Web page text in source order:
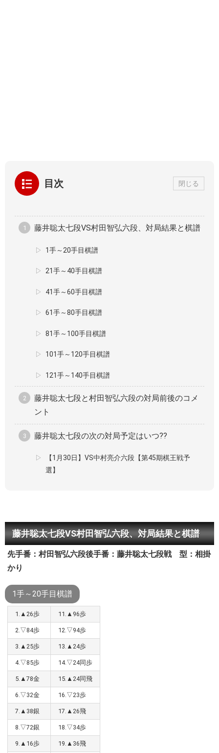
目次 閉じる
藤井聡太七段VS村田智弘六段、対局結果と棋譜
1手～20手目棋譜
21手～40手目棋譜
41手～60手目棋譜
61手～80手目棋譜
81手～100手目棋譜
101手～120手目棋譜
121手～140手目棋譜
藤井聡太七段と村田智弘六段の対局前後のコメ
ント
藤井聡太七段の次の対局予定はいつ??
【1月30日】VS中村亮介六段【第45期棋王戦予
選】
藤井聡太七段VS村田智弘六段、対局結果と棋譜
先手番：村田智弘六段後手番：藤井聡太七段戦 型：相掛
かり
1手～20手目棋譜
1.▲26歩 11.▲96歩
2.▽84歩 12.▽94歩
3.▲25歩 13.▲24歩
4.▽85歩 14.▽24同歩
5.▲78金 15.▲24同飛
6.▽32金 16.▽23歩
7.▲38銀 17.▲26飛
8.▽72銀 18.▽34歩
9.▲16歩 19.▲36飛